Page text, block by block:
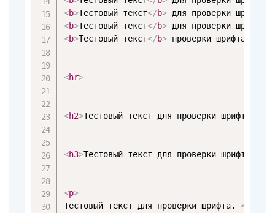
<b>Тестовый текст</b> для проверки шрифта.
<b>Тестовый текст</b> для проверки шрифта.
<b>Тестовый текст</b> проверки шрифта.
<hr>
<h2>Тестовый текст для проверки шрифта.
<h3>Тестовый текст для проверки шрифта.
<p>
Тестовый текст для проверки шрифта. <